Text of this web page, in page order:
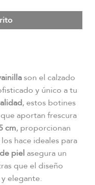
son el calzado
y único a tu
, estos botines
aportan frescura
cm, proporcionan
hace ideales para
pielasegura un
que el diseño
elegante.